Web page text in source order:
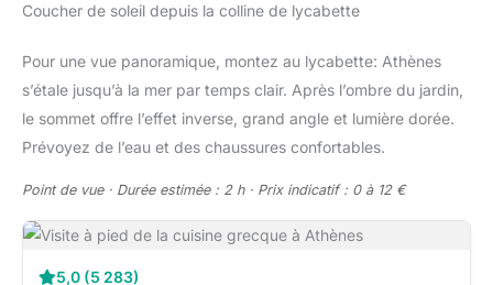
Coucher de soleil depuis la colline de lycabette
Pour une vue panoramique, montez au lycabette: Athènes
s’étale jusqu’à la mer par temps clair. Après l’ombre du jardin,
le sommet offre l’effet inverse, grand angle et lumière dorée.
Prévoyez de l’eau et des chaussures confortables.
Point de vue · Durée estimée : 2 h · Prix indicatif : 0 à 12 €
5,0 (5 283)